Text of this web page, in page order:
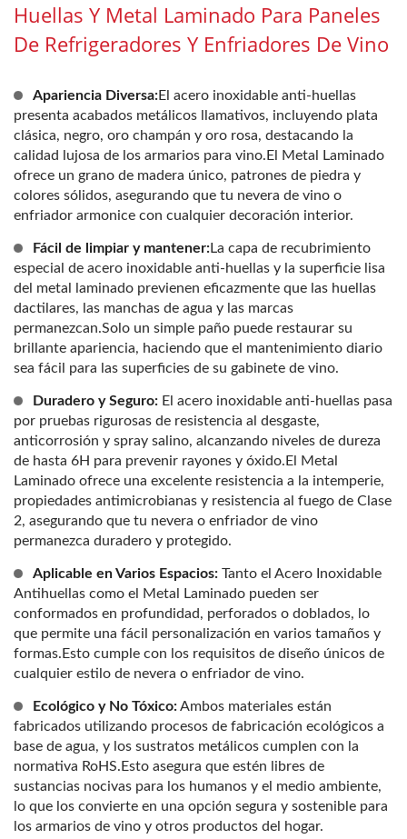
Huellas Y Metal Laminado Para Paneles
De Refrigeradores Y Enfriadores De Vino
Apariencia Diversa:El acero inoxidable anti-huellas
presenta acabados metálicos llamativos, incluyendo plata
clásica, negro, oro champán y oro rosa, destacando la
calidad lujosa de los armarios para vino.El Metal Laminado
ofrece un grano de madera único, patrones de piedra y
colores sólidos, asegurando que tu nevera de vino o
enfriador armonice con cualquier decoración interior.
Fácil de limpiar y mantener:La capa de recubrimiento
especial de acero inoxidable anti-huellas y la superficie lisa
del metal laminado previenen eficazmente que las huellas
dactilares, las manchas de agua y las marcas
permanezcan.Solo un simple paño puede restaurar su
brillante apariencia, haciendo que el mantenimiento diario
sea fácil para las superficies de su gabinete de vino.
Duradero y Seguro: El acero inoxidable anti-huellas pasa
por pruebas rigurosas de resistencia al desgaste,
anticorrosión y spray salino, alcanzando niveles de dureza
de hasta 6H para prevenir rayones y óxido.El Metal
Laminado ofrece una excelente resistencia a la intemperie,
propiedades antimicrobianas y resistencia al fuego de Clase
2, asegurando que tu nevera o enfriador de vino
permanezca duradero y protegido.
Aplicable en Varios Espacios: Tanto el Acero Inoxidable
Antihuellas como el Metal Laminado pueden ser
conformados en profundidad, perforados o doblados, lo
que permite una fácil personalización en varios tamaños y
formas.Esto cumple con los requisitos de diseño únicos de
cualquier estilo de nevera o enfriador de vino.
Ecológico y No Tóxico:Ambos materiales están
fabricados utilizando procesos de fabricación ecológicos a
base de agua, y los sustratos metálicos cumplen con la
normativa RoHS.Esto asegura que estén libres de
sustancias nocivas para los humanos y el medio ambiente,
lo que los convierte en una opción segura y sostenible para
los armarios de vino y otros productos del hogar.